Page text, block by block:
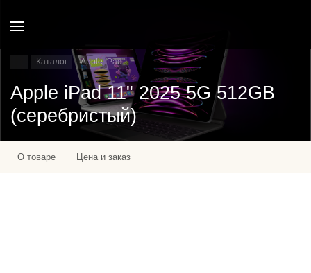
Каталог Apple IPad
Apple iPad 11" 2025 5G 512GB
(серебристый)
О товаре Цена и заказ